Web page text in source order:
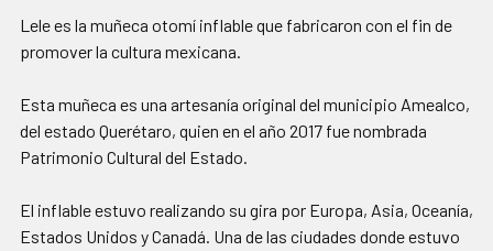
Lele es la muñeca otomí inflable que fabricaron con el fin de
promover la cultura mexicana.
Esta muñeca es una artesanía original del municipio Amealco,
del estado Querétaro, quien en el año 2017 fue nombrada
Patrimonio Cultural del Estado.
El inflable estuvo realizando su gira por Europa, Asia, Oceanía,
Estados Unidos y Canadá. Una de las ciudades donde estuvo